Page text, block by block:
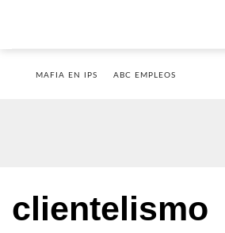
MAFIA EN IPS ABC EMPLEOS
clientelismo